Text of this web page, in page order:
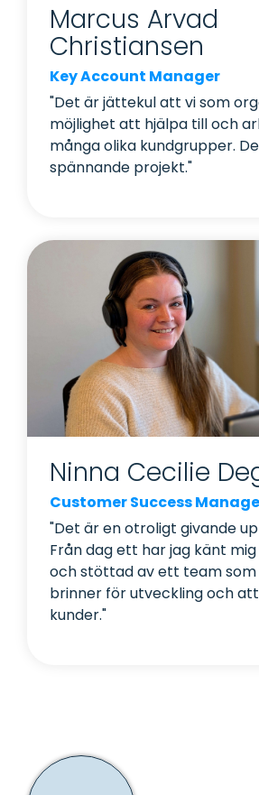
Marcus Arvad
Christiansen
Key Account Manager
"Det är jättekul att vi som
möjlighet att hjälpa till och
många olika kundgrupper.
spännande projekt."
Ninna Cecilie
Customer Success
"Det är en otroligt givande
Från dag ett har jag känt
och stöttad av ett team som
brinner för utveckling och
kunder."